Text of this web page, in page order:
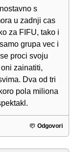
s
u zadnji cas
za FIFU, tako i
grupa vec i
proci svoju
zainatiti,
Dva od tri
pola miliona
Odgovori